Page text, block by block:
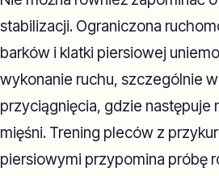
stabilizacji. Ograniczona
barków i klatki piersiowej
wykonanie ruchu, szczególnie
przyciągnięcia, gdzie następuje
mięśni. Trening pleców z
piersiowymi przypomina próbę